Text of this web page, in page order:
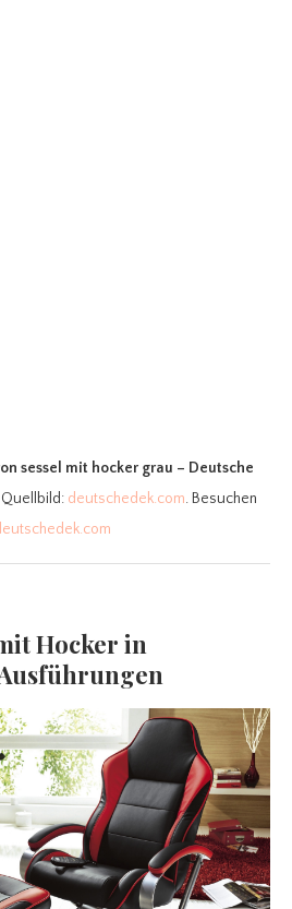
sessel mit hocker grau – Deutsche
Quellbild: deutschedek.com. Besuchen
Hocker in